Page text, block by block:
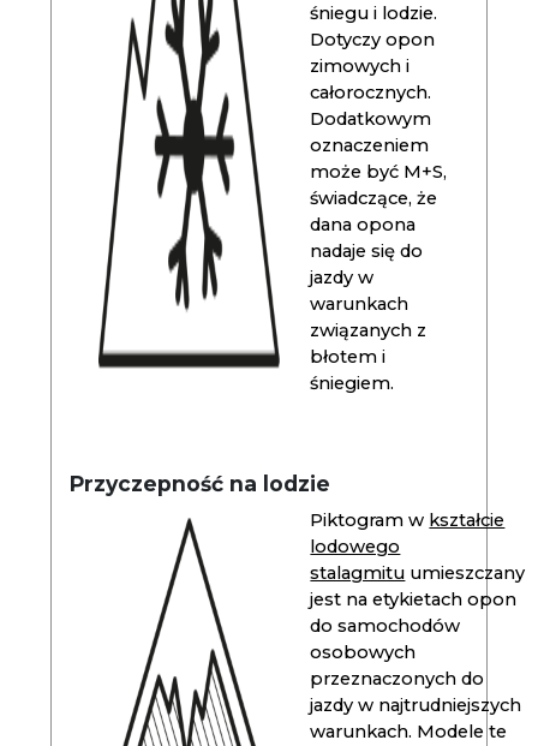
śniegu i lodzie.
Dotyczy opon
zimowych i
całorocznych.
Dodatkowym
oznaczeniem
może być M+S,
świadczące, że
dana opona
nadaje się do
jazdy w
warunkach
związanych z
błotem i
śniegiem.
Przyczepność na lodzie
Piktogram w kształcie
lodowego
stalagmitu umieszczany
jest na etykietach opon
do samochodów
osobowych
przeznaczonych do
jazdy w najtrudniejszych
warunkach. Modele te